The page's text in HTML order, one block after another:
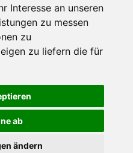
Interesse an unseren
zu messen
zu
zu liefern die für
ab
ändern